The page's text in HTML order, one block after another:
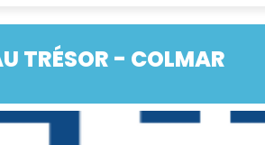
TRÉSOR - COLMAR